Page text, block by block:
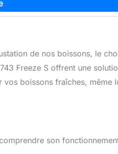
de nos boissons, le
Freeze S offrent une
boissons fraîches, même
son